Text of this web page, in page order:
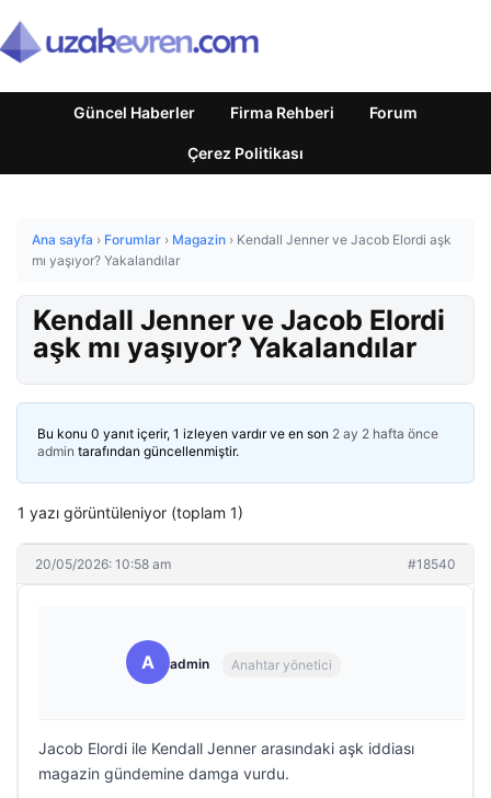
Güncel Haberler Firma Rehberi Forum
Çerez Politikası
Ana sayfa › Forumlar › Magazin › Kendall Jenner ve Jacob Elordi aşk
mı yaşıyor? Yakalandılar
Kendall Jenner ve Jacob Elordi
aşk mı yaşıyor? Yakalandılar
Bu konu 0 yanıt içerir, 1 izleyen vardır ve en son 2 ay 2 hafta önce
admin tarafından güncellenmiştir.
1 yazı görüntüleniyor (toplam 1)
20/05/2026: 10:58 am #18540
A admin Anahtar yönetici
Jacob Elordi ile Kendall Jenner arasındaki aşk iddiası
magazin gündemine damga vurdu.